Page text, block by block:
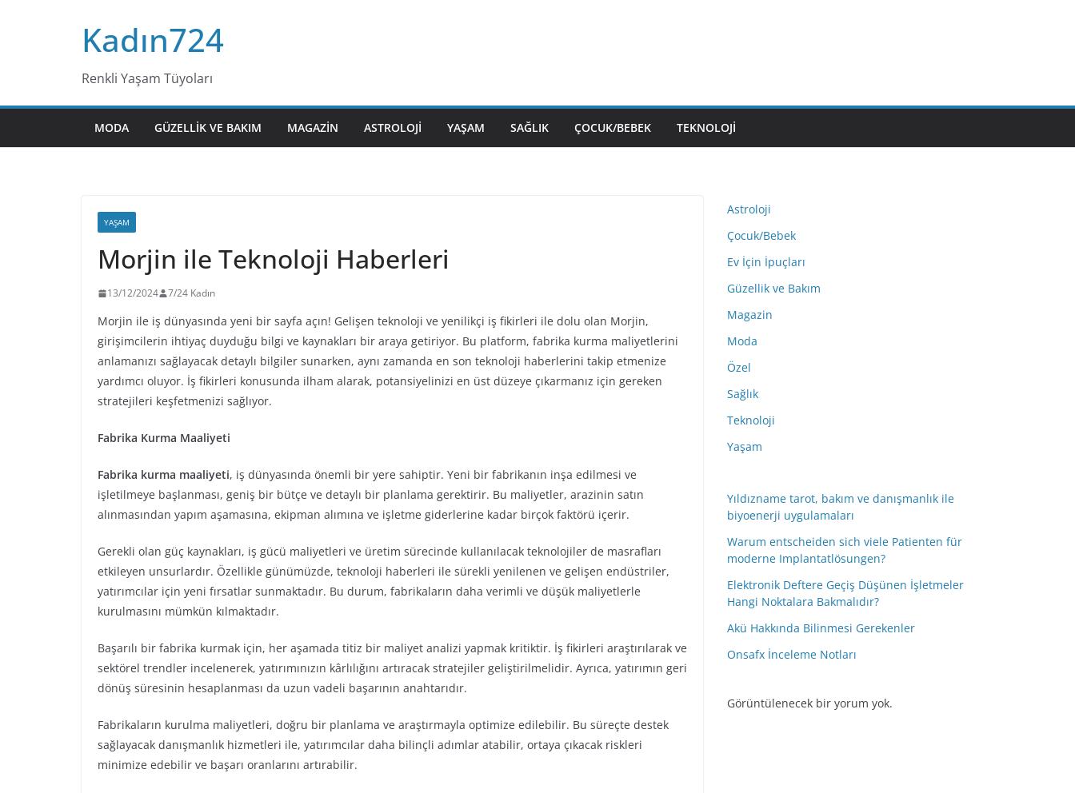
Kadın724
Renkli Yaşam Tüyoları
MODA GÜZELLIK VE BAKIM MAGAZIN ASTROLOJI YAŞAM SAĞLIK ÇOCUK/BEBEK TEKNOLOJI
YAŞAM
Morjin ile Teknoloji Haberleri
13/12/2024 7/24 Kadın
Morjin ile iş dünyasında yeni bir sayfa açın! Gelişen teknoloji ve yenilikçi iş fikirleri ile dolu olan Morjin,
girişimcilerin ihtiyaç duyduğu bilgi ve kaynakları bir araya getiriyor. Bu platform, fabrika kurma maliyetlerini
anlamanızı sağlayacak detaylı bilgiler sunarken, aynı zamanda en son teknoloji haberlerini takip etmenize
yardımcı oluyor. İş fikirleri konusunda ilham alarak, potansiyelinizi en üst düzeye çıkarmanız için gereken
stratejileri keşfetmenizi sağlıyor.
Fabrika Kurma Maaliyeti
Fabrika kurma maaliyeti, iş dünyasında önemli bir yere sahiptir. Yeni bir fabrikanın inşa edilmesi ve
işletilmeye başlanması, geniş bir bütçe ve detaylı bir planlama gerektirir. Bu maliyetler, arazinin satın
alınmasından yapım aşamasına, ekipman alımına ve işletme giderlerine kadar birçok faktörü içerir.
Gerekli olan güç kaynakları, iş gücü maliyetleri ve üretim sürecinde kullanılacak teknolojiler de masrafları
etkileyen unsurlardır. Özellikle günümüzde, teknoloji haberleri ile sürekli yenilenen ve gelişen endüstriler,
yatırımcılar için yeni fırsatlar sunmaktadır. Bu durum, fabrikaların daha verimli ve düşük maliyetlerle
kurulmasını mümkün kılmaktadır.
Başarılı bir fabrika kurmak için, her aşamada titiz bir maliyet analizi yapmak kritiktir. İş fikirleri araştırılarak ve
sektörel trendler incelenerek, yatırımınızın kârlılığını artıracak stratejiler geliştirilmelidir. Ayrıca, yatırımın geri
dönüş süresinin hesaplanması da uzun vadeli başarının anahtarıdır.
Fabrikaların kurulma maliyetleri, doğru bir planlama ve araştırmayla optimize edilebilir. Bu süreçte destek
sağlayacak danışmanlık hizmetleri ile, yatırımcılar daha bilinçli adımlar atabilir, ortaya çıkacak riskleri
minimize edebilir ve başarı oranlarını artırabilir.
Astroloji
Çocuk/Bebek
Ev İçin İpuçları
Güzellik ve Bakım
Magazin
Moda
Özel
Sağlık
Teknoloji
Yaşam
Yıldızname tarot, bakım ve danışmanlık ile
biyoenerji uygulamaları
Warum entscheiden sich viele Patienten für
moderne Implantatlösungen?
Elektronik Deftere Geçiş Düşünen İşletmeler
Hangi Noktalara Bakmalıdır?
Akü Hakkında Bilinmesi Gerekenler
Onsafx İnceleme Notları
Görüntülenecek bir yorum yok.